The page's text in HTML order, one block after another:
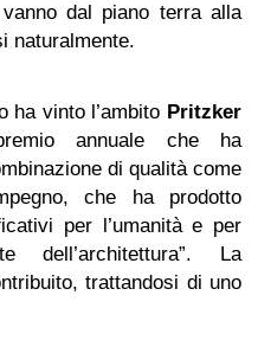
dal piano terra alla
naturalmente.
ha vinto l’ambito Pritzker
annuale che ha
di qualità come
che ha prodotto
per l’umanità e per
dell’architettura”. La
trattandosi di uno